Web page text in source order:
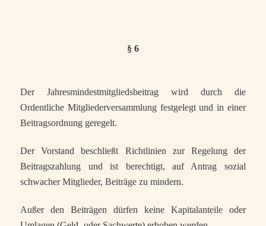
§ 6
Der Jahresmindestmitgliedsbeitrag wird durch die
Ordentliche Mitgliederversammlung festgelegt und in einer
Beitragsordnung geregelt.
Der Vorstand beschließt Richtlinien zur Regelung der
Beitragszahlung und ist berechtigt, auf Antrag sozial
schwacher Mitglieder, Beiträge zu mindern.
Außer den Beiträgen dürfen keine Kapitalanteile oder